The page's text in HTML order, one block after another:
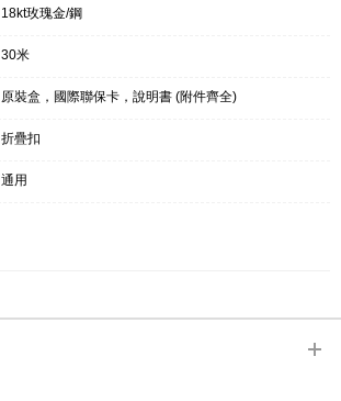
18kt玫瑰金/鋼
30米
原裝盒，國際聯保卡，說明書 (附件齊全)
折疊扣
通用